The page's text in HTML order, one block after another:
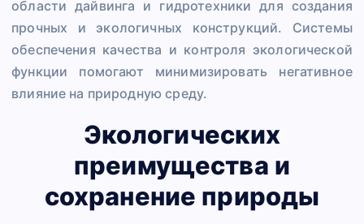
области дайвинга и гидротехники для создания
прочных и экологичных конструкций. Системы
обеспечения качества и контроля экологической
функции помогают минимизировать негативное
влияние на природную среду.
Экологических
преимущества и
сохранение природы